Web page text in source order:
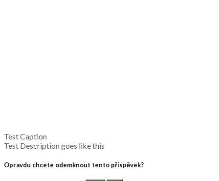
Test Caption
Test Description goes like this
Opravdu chcete odemknout tento příspěvek?